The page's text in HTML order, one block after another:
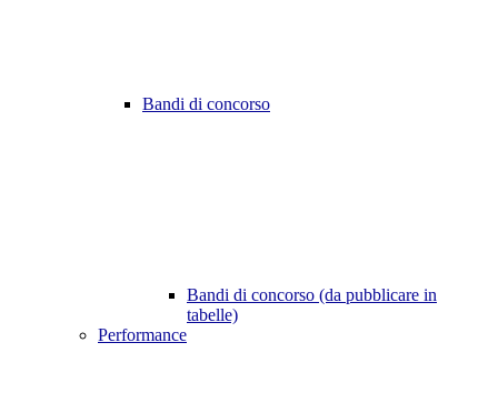
Bandi di concorso
Bandi di concorso (da pubblicare in
tabelle)
Performance